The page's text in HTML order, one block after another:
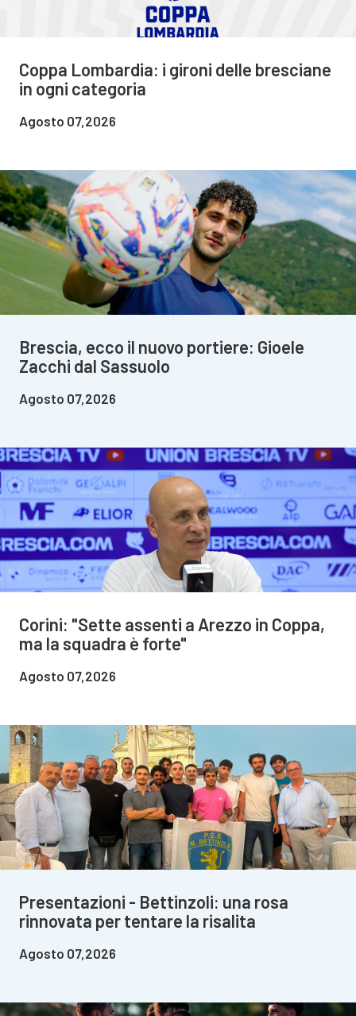
Coppa Lombardia: i gironi delle bresciane
in ogni categoria
Agosto 07,2026
Brescia, ecco il nuovo portiere: Gioele
Zacchi dal Sassuolo
Agosto 07,2026
Corini: "Sette assenti a Arezzo in Coppa,
ma la squadra è forte"
Agosto 07,2026
Presentazioni - Bettinzoli: una rosa
rinnovata per tentare la risalita
Agosto 07,2026